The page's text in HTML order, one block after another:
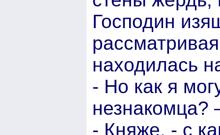
Господин
находилась
- Но как я
незнакомца?
- Княже, - с